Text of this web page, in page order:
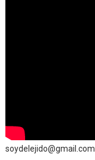
soydelejido@gmail.com